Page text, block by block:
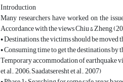
Introduction
Many researchers have worked on the
Accordance with the views Chiu & Zheng
• Destinations, the victims should be moved
• Consuming time to get the destinations by
Temporary accommodation of earthquake
et al., 2006; Saadatseresht et al., 2007)